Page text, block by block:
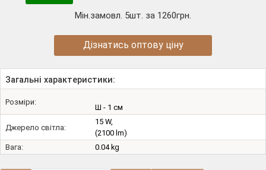
Мін.замовл. 5шт. за 1260грн.
Дізнатись оптову ціну
Загальні характеристики:
Розміри:
Ш - 1 см
Джерело світла:
15 W,
(2100 lm)
Вага:
0.04 kg